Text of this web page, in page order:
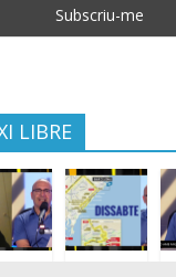
LIBRE